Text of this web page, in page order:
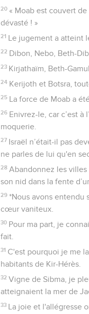
20 « Moab est couvert
dévasté ! »
21 Le jugement a atteint
22 Dibon, Nebo, Beth-
23 Kirjathaïm, Beth-
24 Kerijoth et Botsra,
25 La force de Moab a
26 Enivrez-le, car c’est à
moquerie.
27 Israël n’était-il pas
ne parles de lui qu'en
28 Abandonnez les
son nid dans la fente
29 *Nous avons entendu
cœur vaniteux.
30 Pour ma part, je
fait.
31 C'est pourquoi je me
habitants de Kir-Hérès.
32 Vigne de Sibma, je
atteignaient la mer de
33 La joie et l'allégresse